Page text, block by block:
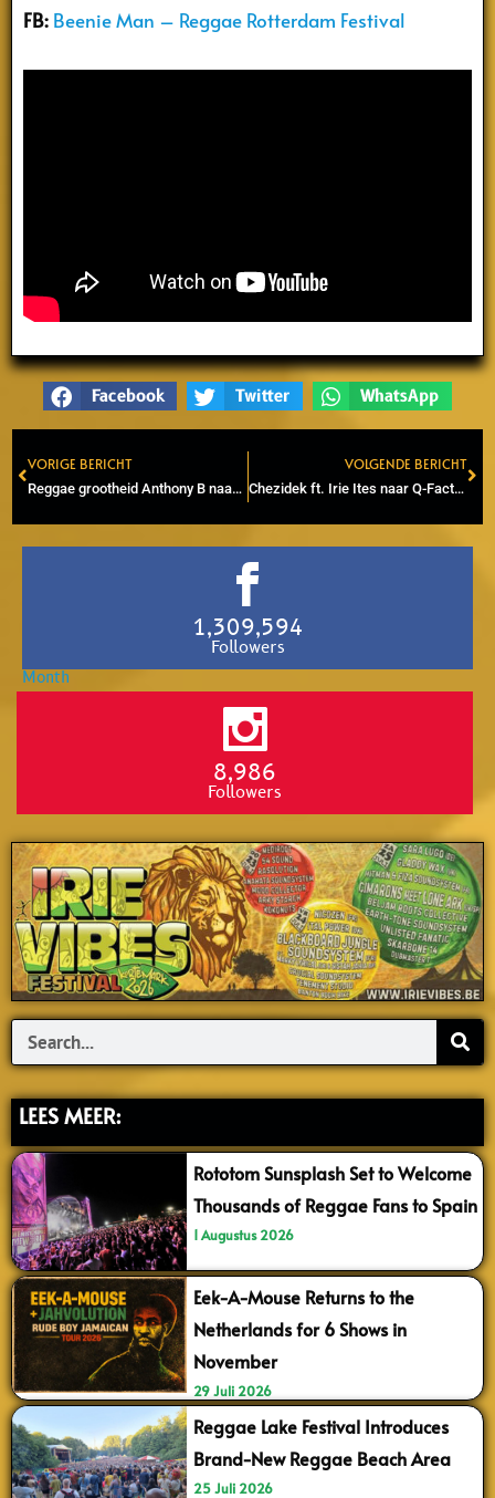
FB: Beenie Man – Reggae Rotterdam Festival
Facebook Twitter WhatsApp
Prev
VORIGE BERICHT
Reggae grootheid Anthony B naar Melkweg
VOLGENDE BERICHT
Chezidek ft. Irie Ites naar Q-Factory in Amsterdam
1,309,594
Followers
8,986
Followers
Search
LEES MEER:
Rototom Sunsplash Set to Welcome
Thousands of Reggae Fans to Spain
1 Augustus 2026
Eek-A-Mouse Returns to the
Netherlands for 6 Shows in
November
29 Juli 2026
Reggae Lake Festival Introduces
Brand-New Reggae Beach Area
25 Juli 2026